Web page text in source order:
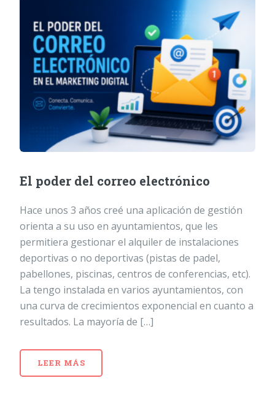
El poder del correo electrónico
Hace unos 3 años creé una aplicación de gestión
orienta a su uso en ayuntamientos, que les
permitiera gestionar el alquiler de instalaciones
deportivas o no deportivas (pistas de padel,
pabellones, piscinas, centros de conferencias, etc).
La tengo instalada en varios ayuntamientos, con
una curva de crecimientos exponencial en cuanto a
resultados. La mayoría de […]
LEER MÁS